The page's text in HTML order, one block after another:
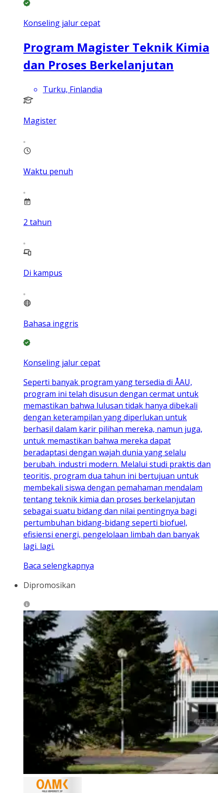
Konseling jalur cepat
Program Magister Teknik Kimia
dan Proses Berkelanjutan
Turku, Finlandia
Magister
Waktu penuh
2 tahun
Di kampus
Bahasa inggris
Konseling jalur cepat
Seperti banyak program yang tersedia di ÅAU,
program ini telah disusun dengan cermat untuk
memastikan bahwa lulusan tidak hanya dibekali
dengan keterampilan yang diperlukan untuk
berhasil dalam karir pilihan mereka, namun juga,
untuk memastikan bahwa mereka dapat
beradaptasi dengan wajah dunia yang selalu
berubah. industri modern. Melalui studi praktis dan
teoritis, program dua tahun ini bertujuan untuk
membekali siswa dengan pemahaman mendalam
tentang teknik kimia dan proses berkelanjutan
sebagai suatu bidang dan nilai pentingnya bagi
pertumbuhan bidang-bidang seperti biofuel,
efisiensi energi, pengelolaan limbah dan banyak
lagi. lagi.
Baca selengkapnya
Dipromosikan